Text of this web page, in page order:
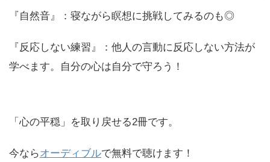
『自然音』：寝ながら瞑想に挑戦してみるのも◎
『反応しない練習』：他人の言動に反応しない方法が
学べます。自分の心は自分で守ろう！
「心の平穏」を取り戻せる2冊です。
今ならオーディブルで無料で聴けます！